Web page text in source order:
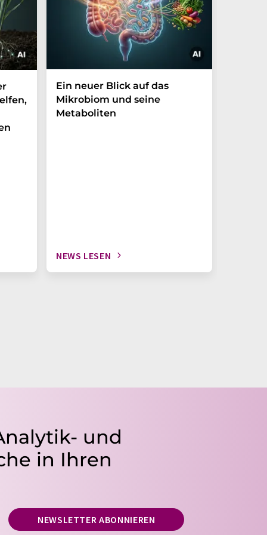
Ein neuer Blick auf das
Mikrobiom und seine
Metaboliten
NEWS LESEN
und
in Ihren
NEWSLETTER ABONNIEREN